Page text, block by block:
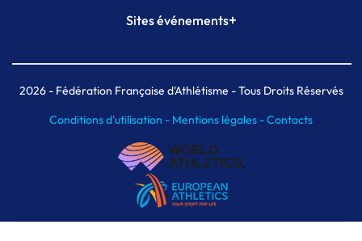
Plateforme Formation
Sites événements+
Meeting de Paris indoor
MAIF Ekiden de Paris
2026- Fédération Française d'Athlétisme - Tous Droits Réservés
Conditions d'utilisation - Mentions légales -Contacts